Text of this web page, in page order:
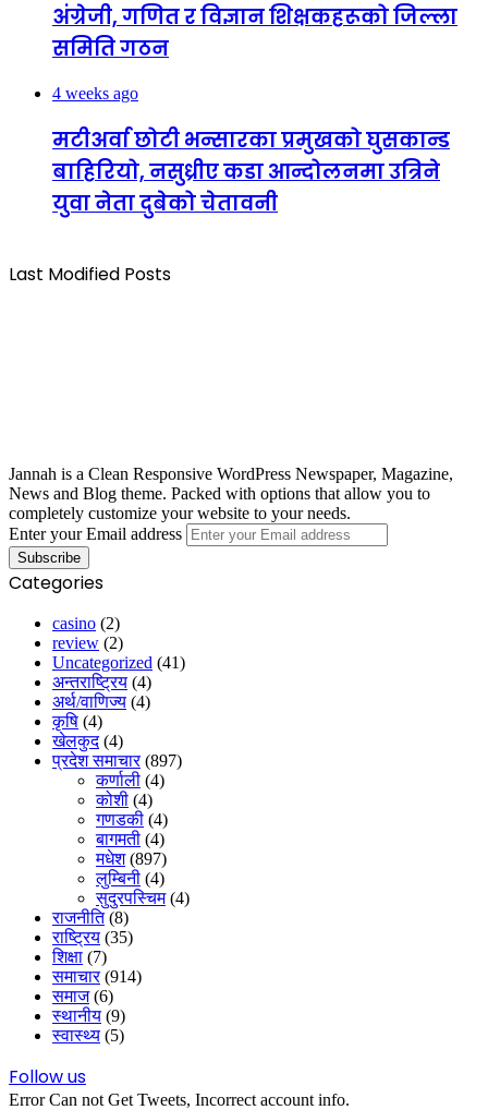
अंग्रेजी, गणित र विज्ञान शिक्षकहरूको जिल्ला
समिति गठन
4 weeks ago
मटीअर्वा छोटी भन्सारका प्रमुखको घुसकान्ड
बाहिरियो, नसुध्रीए कडा आन्दोलनमा उत्रिने
युवा नेता दुबेको चेतावनी
Last Modified Posts
Jannah is a Clean Responsive WordPress Newspaper, Magazine,
News and Blog theme. Packed with options that allow you to
completely customize your website to your needs.
Enter your Email address
Categories
casino (2)
review (2)
Uncategorized (41)
अन्तराष्ट्रिय (4)
अर्थ/वाणिज्य (4)
कृषि (4)
खेलकुद(4)
प्रदेश समाचार(897)
कर्णाली (4)
कोशी (4)
गणडकी (4)
बागमती (4)
मधेश(897)
लुम्बिनी (4)
सुदुरपस्चिम(4)
राजनीति(8)
राष्ट्रिय (35)
शिक्षा (7)
समाचार(914)
समाज(6)
स्थानीय (9)
स्वास्थ्य (5)
Follow us
Error Can not Get Tweets, Incorrect account info.